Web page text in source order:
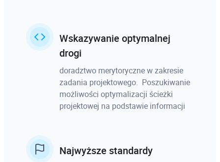
Wskazywanie optymalnej
drogi
doradztwo merytoryczne w zakresie
zadania projektowego. Poszukiwanie
możliwości optymalizacji ścieżki
projektowej na podstawie informacji
Najwyższe standardy